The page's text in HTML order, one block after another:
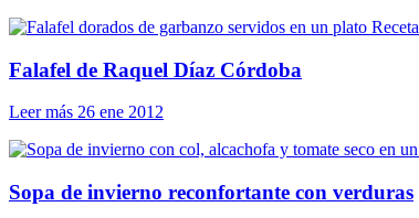
Falafel de Raquel Díaz Córdoba
Leer más 26 ene 2012
Sopa de invierno reconfortante con verduras